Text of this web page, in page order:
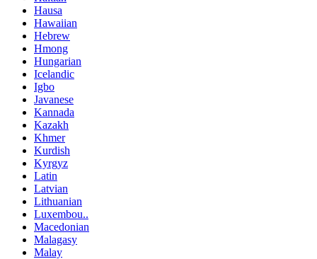
Hausa
Hawaiian
Hebrew
Hmong
Hungarian
Icelandic
Igbo
Javanese
Kannada
Kazakh
Khmer
Kurdish
Kyrgyz
Latin
Latvian
Lithuanian
Luxembou..
Macedonian
Malagasy
Malay